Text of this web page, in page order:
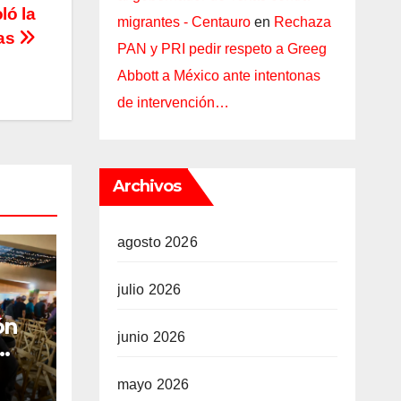
la
migrantes - Centauroen Rechaza
PAN y PRI pedir respeto a Greeg
Abbott a México ante intentonas
de intervención…
Archivos
agosto 2026
julio 2026
junio 2026
mayo 2026